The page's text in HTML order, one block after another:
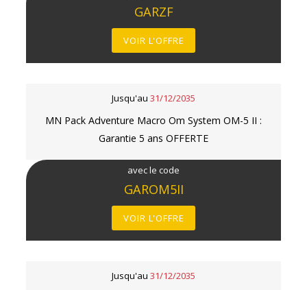
GARZF
VOIR L'OFFRE
Jusqu'au 31/12/2035
MN Pack Adventure Macro Om System OM-5 II :
Garantie 5 ans OFFERTE
avec le code
GAROM5II
VOIR L'OFFRE
Jusqu'au 31/12/2035